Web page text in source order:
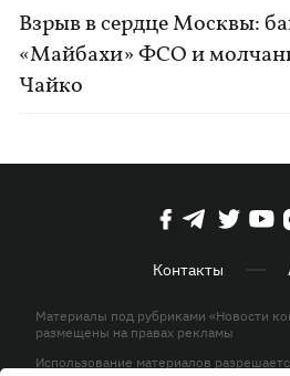
Взрыв в сердце Москвы:
«Майбахи» ФСО и
Чайко
Контакты
Материалы под рубриками «Новости
размещены на правах рекламы
Использование материалов